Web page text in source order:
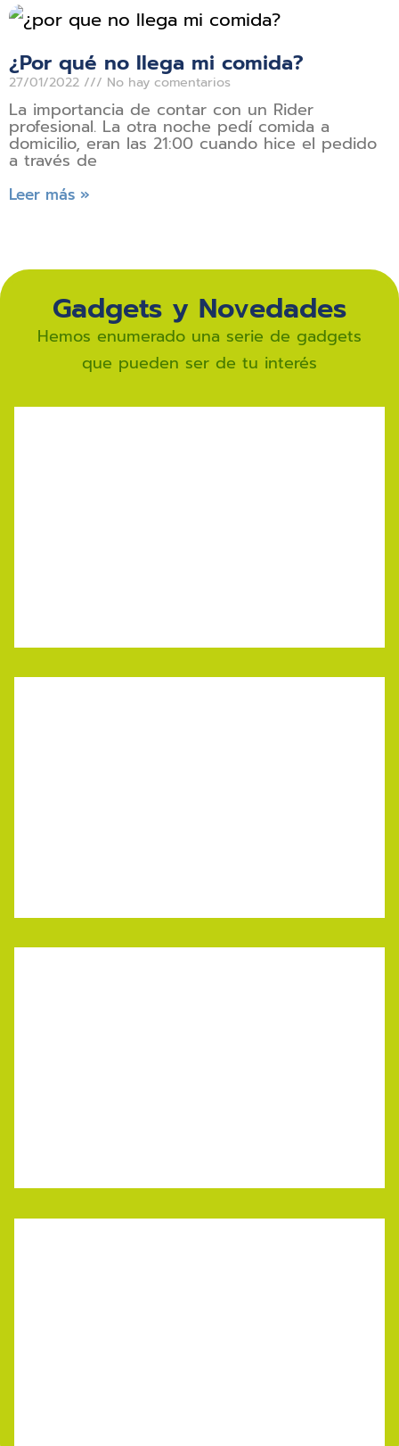
¿Por qué no llega mi comida?
27/01/2022 No hay comentarios
La importancia de contar con un Rider
profesional. La otra noche pedí comida a
domicilio, eran las 21:00 cuando hice el pedido
a través de
Leer más »
Gadgets​ y Novedades
Hemos enumerado una serie de gadgets
que pueden ser de tu interés